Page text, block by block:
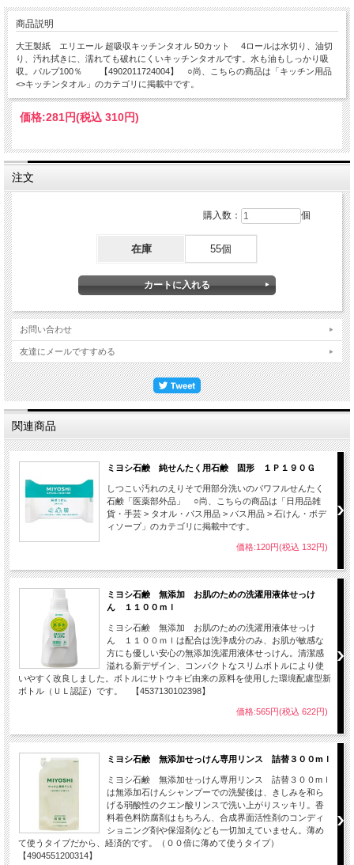
商品説明
大王製紙 エリエール 超吸収キッチンタオル 50カット 4ロールは水切り、油切
り、汚れ拭きに、濡れても破れにくいキッチンタオルです。水も油もしっかり吸
収。パルプ100％ 【4902011724004】 ○尚、こちらの商品は「キッチン用品
<>キッチンタオル」のカテゴリに掲載中です。
価格:281円(税込 310円)
注文
購入数： 個
在庫 55個
お問い合わせ
友達にメールですすめる
関連商品
ミヨシ石鹸 純せんたく用石鹸 固形 １Ｐ１９０Ｇ
しつこい汚れのえりそで用部分洗いのパワフルせんたく
石鹸「医薬部外品」 ○尚、こちらの商品は「日用品雑
貨・手芸 > タオル・バス用品 > バス用品 > 石けん・ボデ
ィソープ」のカテゴリに掲載中です。
価格:120円(税込 132円)
ミヨシ石鹸 無添加 お肌のための洗濯用液体せっけ
ん １１００ｍｌ
ミヨシ石鹸 無添加 お肌のための洗濯用液体せっけ
ん １１００ｍｌは配合は洗浄成分のみ、お肌が敏感な
方にも優しい安心の無添加洗濯用液体せっけん。清潔感
溢れる新デザイン、コンパクトなスリムボトルにより使
いやすく改良しました。ボトルにサトウキビ由来の原料を使用した環境配慮型新
ボトル（ＵＬ認証）です。 【4537130102398】
価格:565円(税込 622円)
ミヨシ石鹸 無添加せっけん専用リンス 詰替３００mｌ
ミヨシ石鹸 無添加せっけん専用リンス 詰替３００mｌ
は無添加石けんシャンプーでの洗髪後は、きしみを和ら
げる弱酸性のクエン酸リンスで洗い上がりスッキリ。香
料着色料防腐剤はもちろん、合成界面活性剤のコンディ
ショニング剤や保湿剤なども一切加えていません。薄め
て使うタイプだから、経済的です。（００倍に薄めて使うタイプ）
【4904551200314】